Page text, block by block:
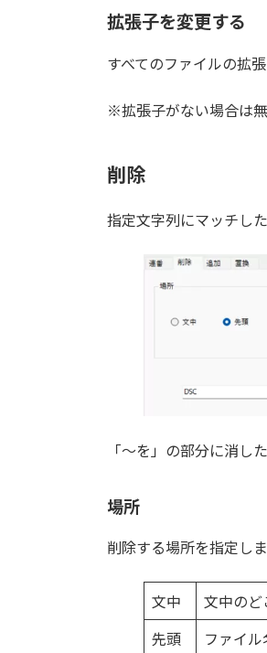
拡張子を変更する
すべてのファイルの拡
※拡張子がない場合は無
削除
指定文字列にマッチし
「～を」の部分に消し
場所
削除する場所を指定しま
文中 文中のど
先頭 ファイル